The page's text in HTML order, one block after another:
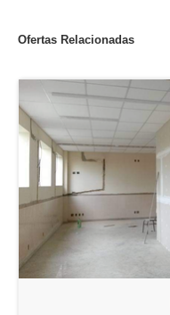
Ofertas Relacionadas